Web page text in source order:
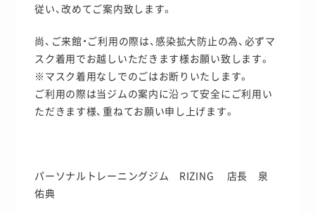
従い、改めてご案内致します。
尚、ご来館・ご利用の際は、感染拡大防止の為、必ずマ
スク着用でお越しいただきます様お願い致します。
※マスク着用なしでのごはお断りいたします。
ご利用の際は当ジムの案内に沿って安全にご利用い
ただきます様、重ねてお願い申し上げます。
パーソナルトレーニングジム RIZING 店長 泉
佑典